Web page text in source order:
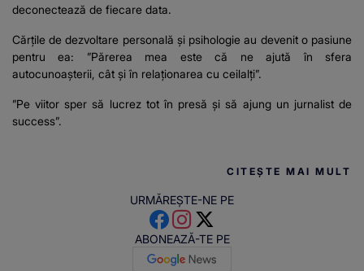
deconectează de fiecare data.
Cărțile de dezvoltare personală și psihologie au devenit o pasiune
pentru ea: ”Părerea mea este că ne ajută în sfera
autocunoașterii, cât și în relaționarea cu ceilalți”.
”Pe viitor sper să lucrez tot în presă și să ajung un jurnalist de
success”.
CITEȘTE MAI MULT
URMĂREȘTE-NE PE
ABONEAZĂ-TE PE